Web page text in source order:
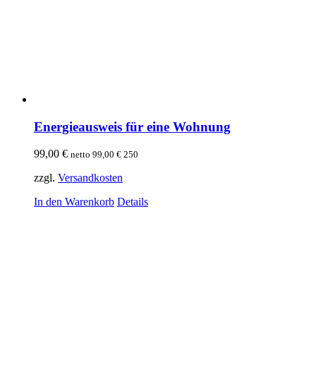
Energieausweis für eine Wohnung
99,00 € netto 99,00 € 250
zzgl. Versandkosten
In den Warenkorb Details